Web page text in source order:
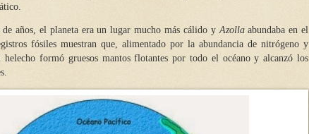
de años, el planeta era un lugar mucho más cálido yAzollaabundaba en el
fósiles muestran que, alimentado por la abundancia de nitrógeno y
formó gruesos mantos flotantes por todo el océano y alcanzó los